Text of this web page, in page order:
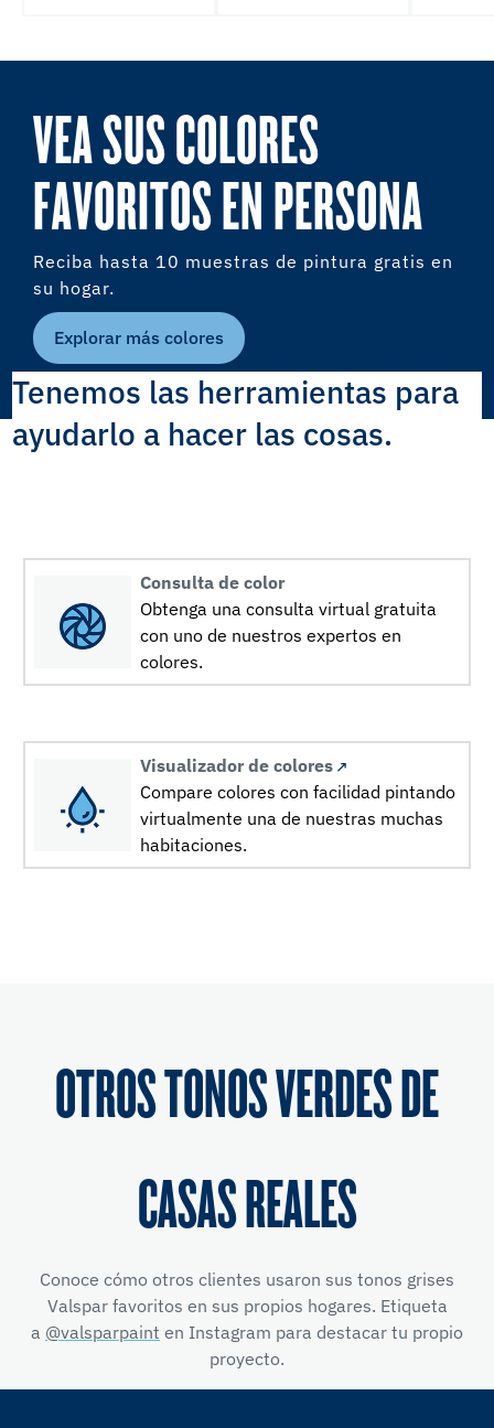
VEA SUS COLORES
FAVORITOS EN PERSONA
Reciba hasta 10 muestras de pintura gratis en
su hogar.
Explorar más colores
Tenemos las herramientas para
ayudarlo a hacer las cosas.
Consulta de color
Obtenga una consulta virtual gratuita
con uno de nuestros expertos en
colores.
Visualizador de colores
Compare colores con facilidad pintando
virtualmente una de nuestras muchas
habitaciones.
OTROS TONOS VERDES DE
CASAS REALES
Conoce cómo otros clientes usaron sus tonos grises
Valspar favoritos en sus propios hogares. Etiqueta
a @valsparpaint en Instagram para destacar tu propio
proyecto.